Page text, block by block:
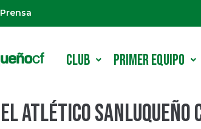
Prensa
CLUB PRIMER EQUIPO
El Atlético Sanluqueño